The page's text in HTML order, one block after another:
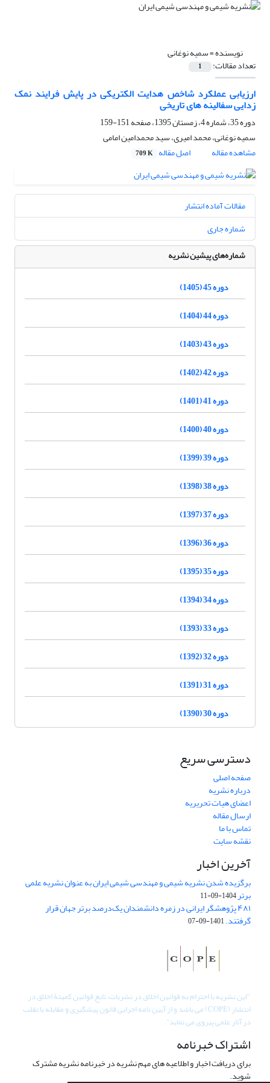
نویسنده =سمیه نوغانی
تعداد مقالات: 1
ارزیابی عملکرد شاخص هدایت الکتریکی در پایش فرایند نمک
زدایی سفالینه های تاریخی
دوره 35، شماره 4، زمستان 1395، صفحه
151-159
سمیه نوغانی، محمد امیری، سید محمدامین امامی
مشاهده مقاله
اصل مقاله 709 K
مقالات آماده انتشار
شماره جاری
شماره‌های پیشین نشریه
دوره 45 (1405)
دوره 44 (1404)
دوره 43 (1403)
دوره 42 (1402)
دوره 41 (1401)
دوره 40 (1400)
دوره 39 (1399)
دوره 38 (1398)
دوره 37 (1397)
دوره 36 (1396)
دوره 35 (1395)
دوره 34 (1394)
دوره 33 (1393)
دوره 32 (1392)
دوره 31 (1391)
دوره 30 (1390)
دسترسی سریع
صفحه اصلی
درباره نشریه
اعضای هیات تحریریه
ارسال مقاله
تماس با ما
نقشه سایت
آخرین اخبار
برگزیده شدن نشریه شیمی و مهندسی شیمی ایران به عنوان نشریه علمی
برتر1404-09-11
۴۸۱ پژوهشگر ایرانی در زمره دانشمندان یک‌درصد برتر جهان قرار
گرفتند.1401-09-07
"این نشریه با احترام به قوانین اخلاق در نشریات، تابع قوانین کمیتۀ اخلاق در
انتشار (COPE) می باشد و از آیین نامه اجرایی قانون پیشگیری و مقابله با تقلب
در آثار علمی پیروی می نماید".
اشتراک خبرنامه
برای دریافت اخبار و اطلاعیه های مهم نشریه در خبرنامه نشریه مشترک
شوید.